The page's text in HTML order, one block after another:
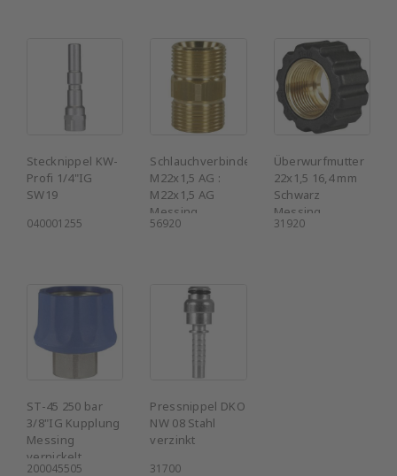
Stecknippel KW-
Profi 1/4"IG
SW19
040001255
Schlauchverbinder
M22x1,5 AG :
M22x1,5 AG
Messing
56920
Überwurfmutter
22x1,5 16,4 mm
Schwarz
Messing
31920
ST-45 250 bar
3/8"IG Kupplung
Messing
vernickelt
200045505
Pressnippel DKO
NW 08 Stahl
verzinkt
31700